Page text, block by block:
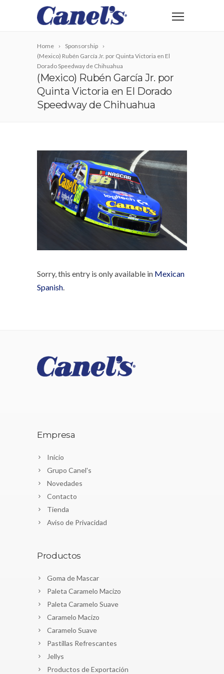
Home
Sponsorship
(Mexico) Rubén García Jr. por Quinta Victoria en El
Dorado Speedway de Chihuahua
(Mexico) Rubén García Jr. por
Quinta Victoria en El Dorado
Speedway de Chihuahua
Sorry, this entry is only available in Mexican
Spanish
Empresa
Inicio
Grupo Canel's
Novedades
Contacto
Tienda
Aviso de Privacidad
Productos
Goma de Mascar
Paleta Caramelo Macizo
Paleta Caramelo Suave
Caramelo Macizo
Caramelo Suave
Pastillas Refrescantes
Jellys
Productos de Exportación